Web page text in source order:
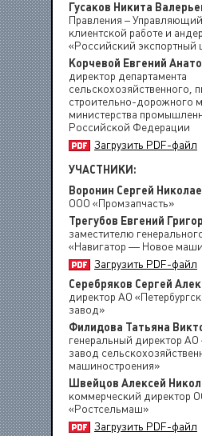
Гусаков Никита
Правления –
клиентской работе и
«Российский экспортный
Корчевой Евгений
директор департамента
сельскохозяйственного,
строительно-дорожного
министерства
Российской Федерации
Загрузить PDF-файл
УЧАСТНИКИ:
Воронин Сергей
ООО «Промзапчасть»
Трегубов Евгений
заместителю
«Навигатор — Новое
Загрузить PDF-файл
Серебряков Сергей
директор АО
завод»
Филидова Татьяна
генеральный директор АО
завод
машиностроения»
Швейцов Алексей
коммерческий директор
«Ростсельмаш»
Загрузить PDF-файл